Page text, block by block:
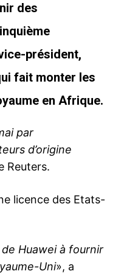
des
président,
fait monter les
en Afrique.
par
d’origine
Reuters.
licence des Etats-
de Huawei à fournir
Uni», a